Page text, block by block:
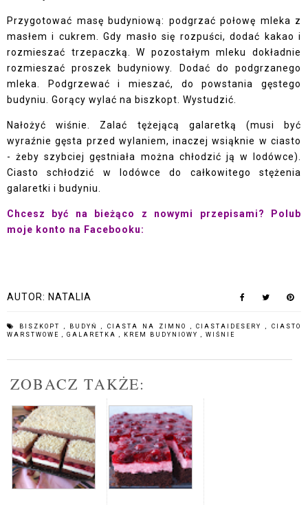
Przygotować masę budyniową: podgrzać połowę mleka z
masłem i cukrem. Gdy masło się rozpuści, dodać kakao i
rozmieszać trzepaczką. W pozostałym mleku dokładnie
rozmieszać proszek budyniowy. Dodać do podgrzanego
mleka. Podgrzewać i mieszać, do powstania gęstego
budyniu. Gorący wylać na biszkopt. Wystudzić.
Nałożyć wiśnie. Zalać tężejącą galaretką (musi być
wyraźnie gęsta przed wylaniem, inaczej wsiąknie w ciasto
- żeby szybciej gęstniała można chłodzić ją w lodówce).
Ciasto schłodzić w lodówce do całkowitego stężenia
galaretki i budyniu.
Chcesz być na bieżąco z nowymi przepisami? Polub
moje konto na Facebooku:
AUTOR: NATALIA
BISZKOPT , BUDYŃ,CIASTA NA ZIMNO ,CIASTAIDESERY,CIASTO
WARSTWOWE , GALARETKA , KREM BUDYNIOWY , WIŚNIE
ZOBACZ TAKŻE: